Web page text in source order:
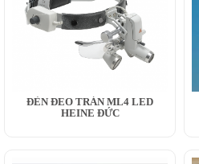
ĐÈN ĐEO TRÁN ML4 LED
HEINE ĐỨC